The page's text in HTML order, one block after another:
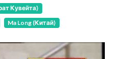
Кувейта)
Ma Long (Китай)